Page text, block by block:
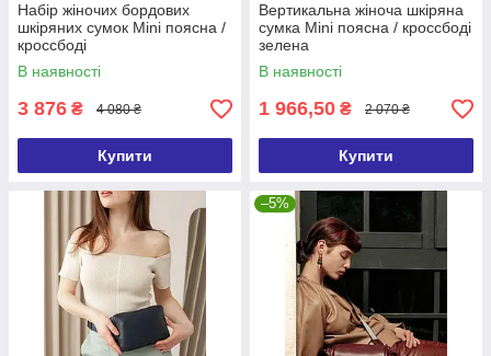
Набір жіночих бордових
шкіряних сумок Mini поясна /
кроссбоді
В наявності
3 876 ₴ 4 080 ₴
Купити
Вертикальна жіноча шкіряна
сумка Mini поясна / кроссбоді
зелена
В наявності
1 966,50 ₴ 2 070 ₴
Купити
–5%